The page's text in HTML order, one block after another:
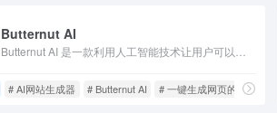
Butternut AI
# AI网站生成器 # Butternut AI # 一键生成网页的神器